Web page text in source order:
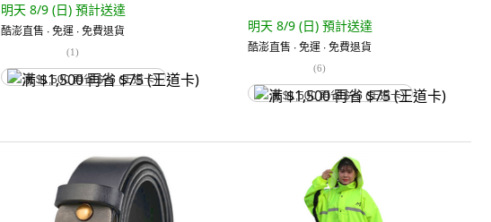
明天 8/9 (日) 預計送達
酷澎直售 ∙ 免運 ∙ 免費退貨
(1)
满 $1,500 再省 $75 (王道卡)
明天 8/9 (日) 預計送達
酷澎直售 ∙ 免運 ∙ 免費退貨
(6)
满 $1,500 再省 $75 (王道卡)